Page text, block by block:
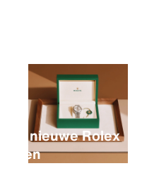
Een nieuwe Rolex
kopen